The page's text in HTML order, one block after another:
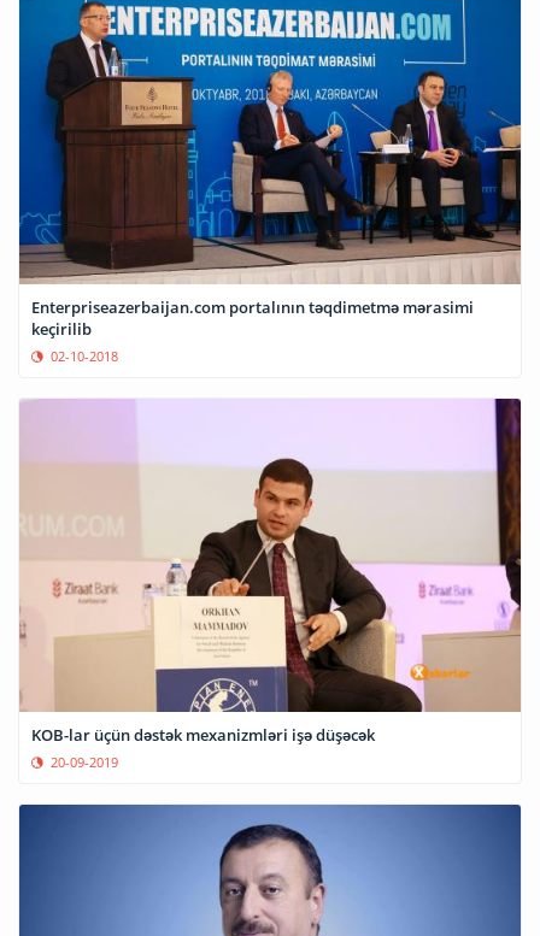
Enterpriseazerbaijan.com portalının təqdimetmə mərasimi
keçirilib
02-10-2018
KOB-lar üçün dəstək mexanizmləri işə düşəcək
20-09-2019